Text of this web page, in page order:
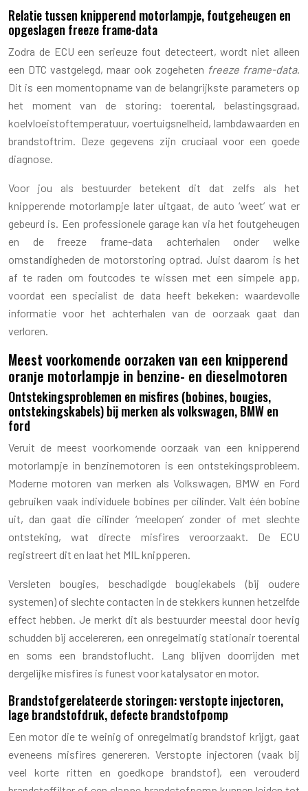
Relatie tussen knipperend motorlampje, foutgeheugen en
opgeslagen freeze frame-data
Zodra de ECU een serieuze fout detecteert, wordt niet alleen
een DTC vastgelegd, maar ook zogeheten freeze frame-data.
Dit is een momentopname van de belangrijkste parameters op
het moment van de storing: toerental, belastingsgraad,
koelvloeistoftemperatuur, voertuig­snelheid, lambdawaarden en
brandstoftrim. Deze gegevens zijn cruciaal voor een goede
diagnose.
Voor jou als bestuurder betekent dit dat zelfs als het
knipperende motorlampje later uitgaat, de auto ‘weet’ wat er
gebeurd is. Een professionele garage kan via het foutgeheugen
en de freeze frame-data achterhalen onder welke
omstandigheden de motorstoring optrad. Juist daarom is het
af te raden om foutcodes te wissen met een simpele app,
voordat een specialist de data heeft bekeken: waardevolle
informatie voor het achterhalen van de oorzaak gaat dan
verloren.
Meest voorkomende oorzaken van een knipperend
oranje motorlampje in benzine- en dieselmotoren
Ontstekingsproblemen en misfires (bobines, bougies,
ontstekingskabels) bij merken als volkswagen, BMW en
ford
Veruit de meest voorkomende oorzaak van een knipperend
motorlampje in benzinemotoren is een ontstekingsprobleem.
Moderne motoren van merken als Volkswagen, BMW en Ford
gebruiken vaak individuele bobines per cilinder. Valt één bobine
uit, dan gaat die cilinder ‘meelopen’ zonder of met slechte
ontsteking, wat directe misfires veroorzaakt. De ECU
registreert dit en laat het MIL knipperen.
Versleten bougies, beschadigde bougiekabels (bij oudere
systemen) of slechte contacten in de stekkers kunnen hetzelfde
effect hebben. Je merkt dit als bestuurder meestal door hevig
schudden bij accelereren, een onregelmatig stationair toerental
en soms een brandstoflucht. Lang blijven doorrijden met
dergelijke misfires is funest voor katalysator en motor.
Brandstofgerelateerde storingen: verstopte injectoren,
lage brandstofdruk, defecte brandstofpomp
Een motor die te weinig of onregelmatig brandstof krijgt, gaat
eveneens misfires genereren. Verstopte injectoren (vaak bij
veel korte ritten en goedkope brandstof), een verouderd